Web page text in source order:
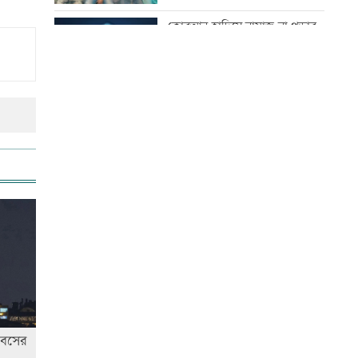
কোরআন-হাদিসে নামাজ না পড়ার